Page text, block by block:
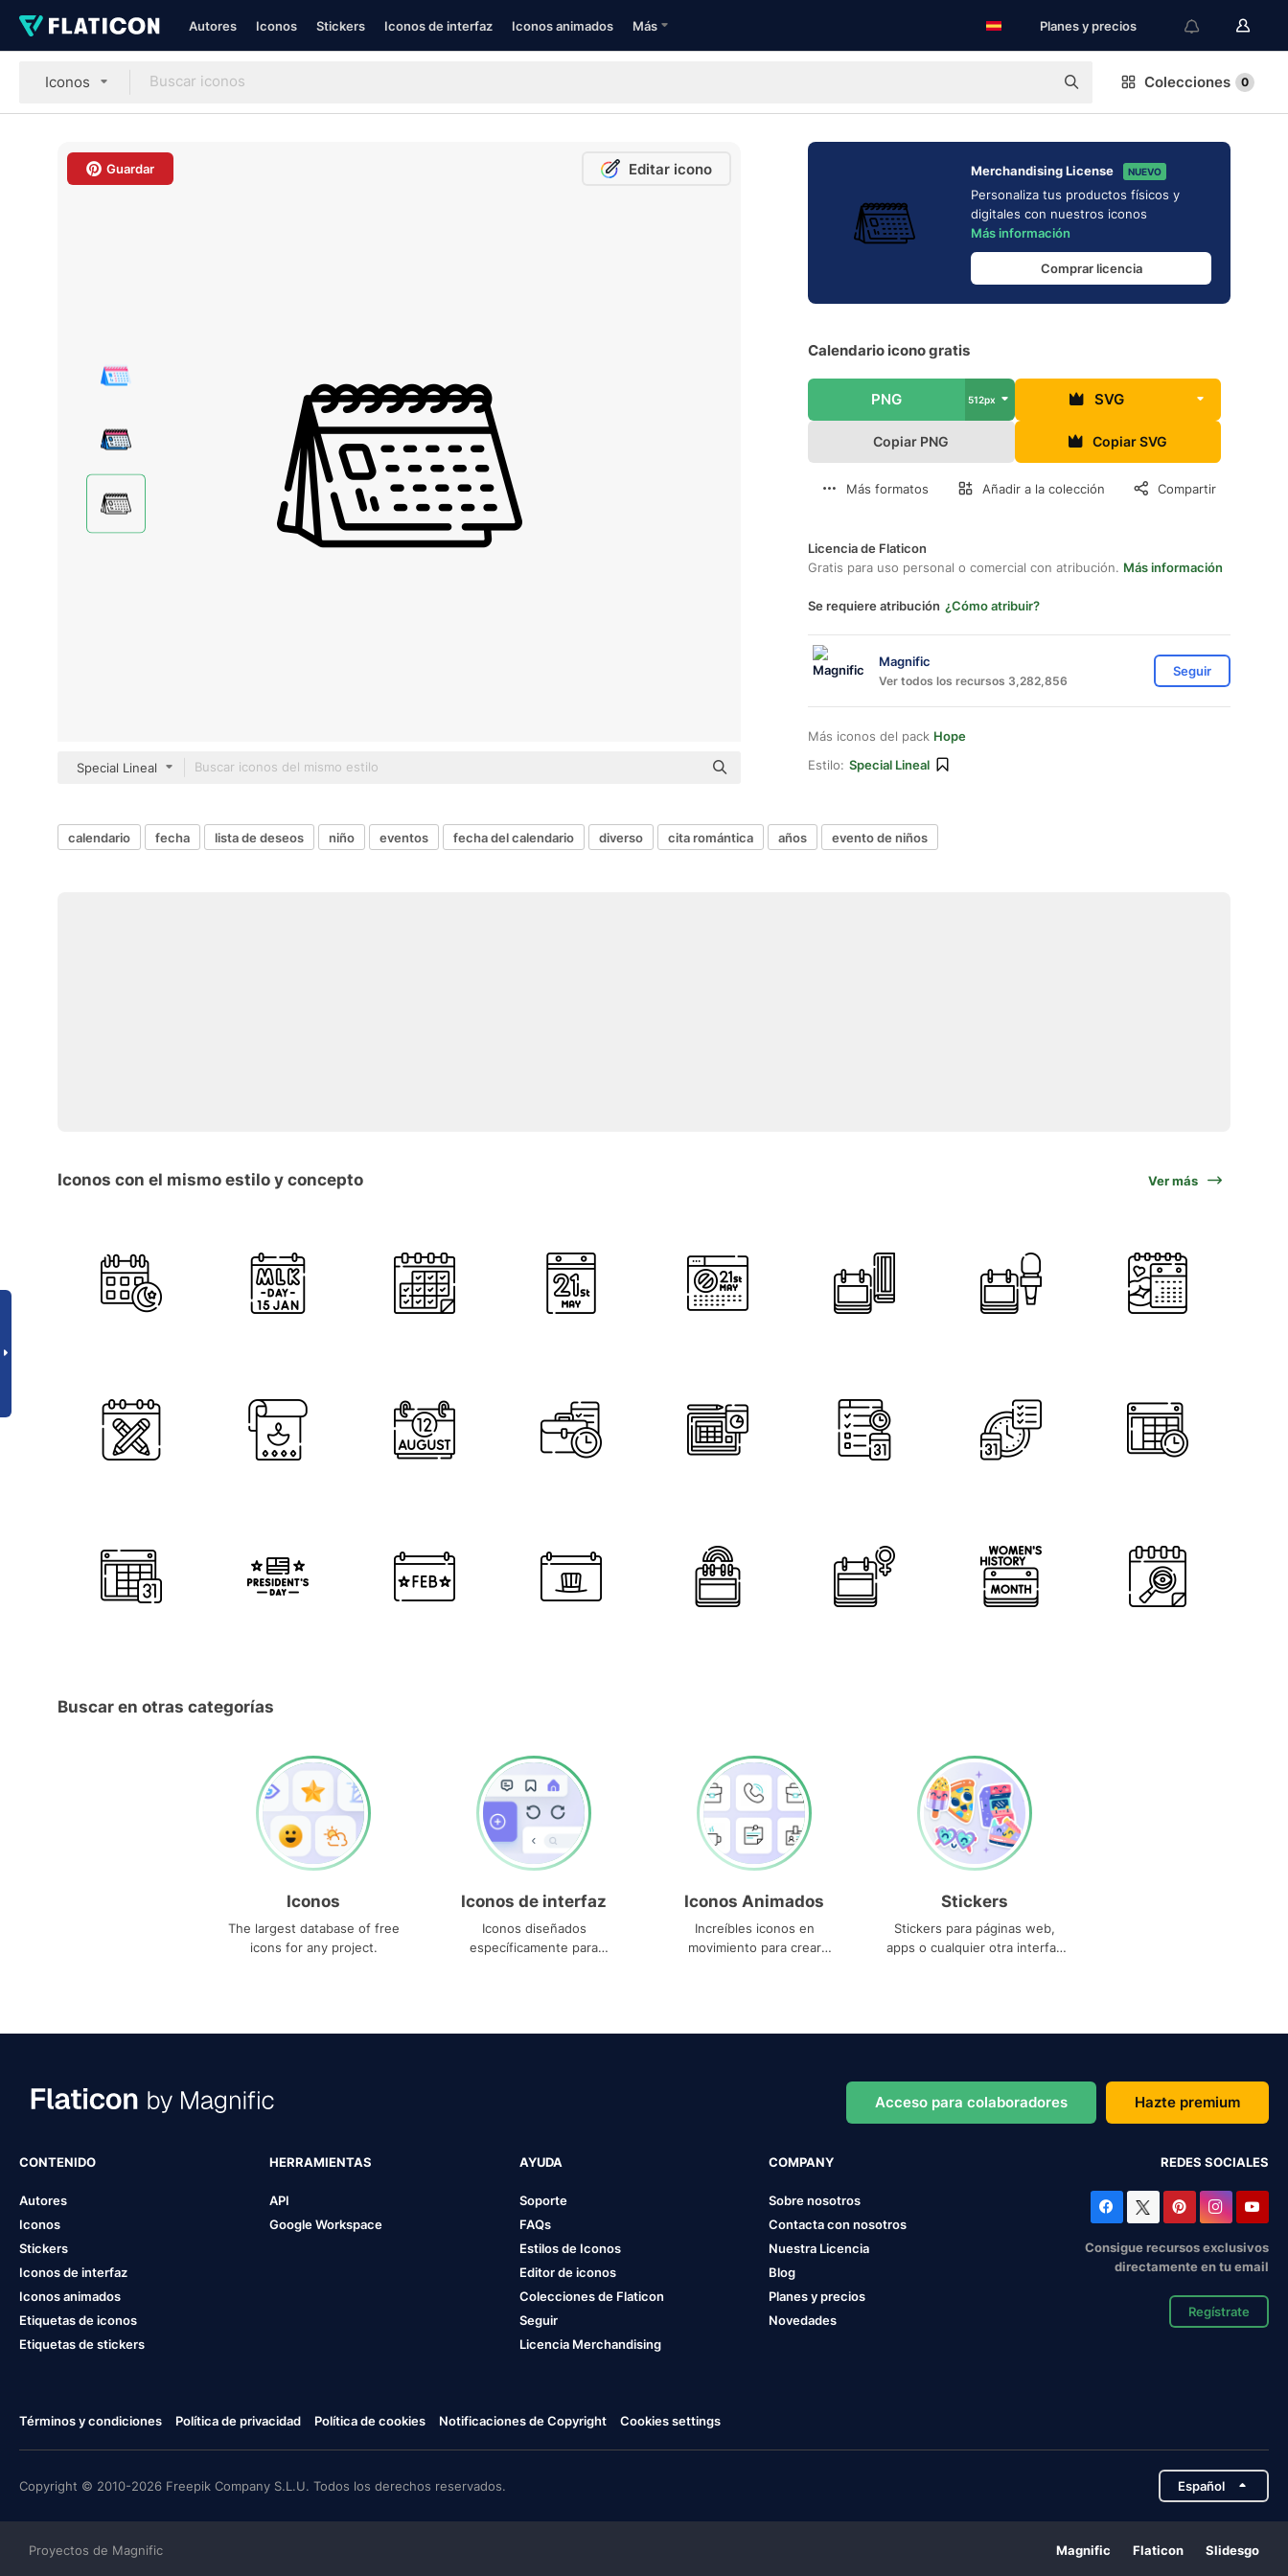
Autores Iconos Stickers Iconos de interfaz Iconos animados Más Planes y precios
Iconos Colecciones 0
Guardar Editar icono
Special Lineal
Merchandising License NUEVO
Personaliza tus productos físicos y
digitales con nuestros iconos
Más información
Comprar licencia
Calendario icono gratis
PNG 512px SVG
Copiar PNG Copiar SVG
Más formatos Añadir a la colección Compartir
Licencia de Flaticon
Gratis para uso personal o comercial con atribución. Más información
Se requiere atribución ¿Cómo atribuir?
Magnific
Ver todos los recursos 3,282,856
Seguir
Más iconos del pack Hope
Estilo: Special Lineal
calendario fecha lista de deseos niño eventos fecha del calendario diverso cita romántica años evento de niños
Iconos con el mismo estilo y concepto Ver más
Buscar en otras categorías
Iconos
The largest database of free
icons for any project.
Iconos de interfaz
Iconos diseñados
específicamente para
Iconos Animados
Increíbles iconos en
movimiento para crear
Stickers
Stickers para páginas web,
apps o cualquier otra interfaz
Acceso para colaboradores Hazte premium
CONTENIDO
Autores
Iconos
Stickers
Iconos de interfaz
Iconos animados
Etiquetas de iconos
Etiquetas de stickers
HERRAMIENTAS
API
Google Workspace
AYUDA
Soporte
FAQs
Estilos de Iconos
Editor de iconos
Colecciones de Flaticon
Seguir
Licencia Merchandising
COMPANY
Sobre nosotros
Contacta con nosotros
Nuestra Licencia
Blog
Planes y precios
Novedades
REDES SOCIALES
Consigue recursos exclusivos
directamente en tu email
Regístrate
Términos y condiciones Política de privacidad Política de cookies Notificaciones de Copyright Cookies settings
Copyright © 2010-2026 Freepik Company S.L.U. Todos los derechos reservados. Español
Proyectos de Magnific Magnific Flaticon Slidesgo